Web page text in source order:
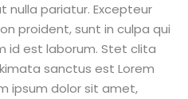
nulla pariatur. Excepteur
proident, sunt in culpa qui
id est laborum. Stet clita
sanctus est Lorem
ipsum dolor sit amet,